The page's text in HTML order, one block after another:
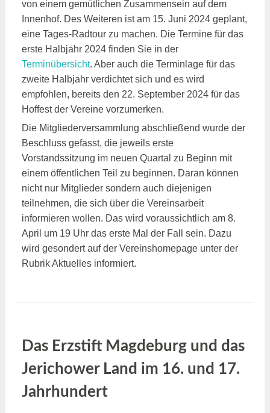
von einem gemütlichen Zusammensein auf dem
Innenhof. Des Weiteren ist am 15. Juni 2024 geplant,
eine Tages-Radtour zu machen. Die Termine für das
erste Halbjahr 2024 finden Sie in der
Terminübersicht. Aber auch die Terminlage für das
zweite Halbjahr verdichtet sich und es wird
empfohlen, bereits den 22. September 2024 für das
Hoffest der Vereine vorzumerken.
Die Mitgliederversammlung abschließend wurde der
Beschluss gefasst, die jeweils erste
Vorstandssitzung im neuen Quartal zu Beginn mit
einem öffentlichen Teil zu beginnen. Daran können
nicht nur Mitglieder sondern auch diejenigen
teilnehmen, die sich über die Vereinsarbeit
informieren wollen. Das wird voraussichtlich am 8.
April um 19 Uhr das erste Mal der Fall sein. Dazu
wird gesondert auf der Vereinshomepage unter der
Rubrik Aktuelles informiert.
Das Erzstift Magdeburg und das
Jerichower Land im 16. und 17.
Jahrhundert